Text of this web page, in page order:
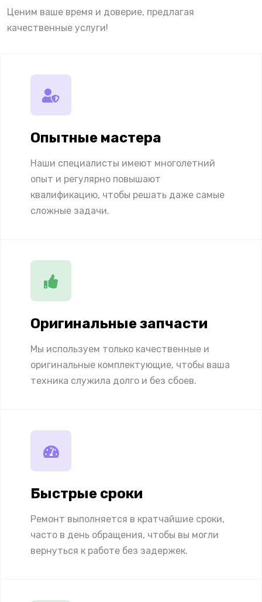
Ценим ваше время и доверие, предлагая
качественные услуги!
Опытные мастера
Наши специалисты имеют многолетний
опыт и регулярно повышают
квалификацию, чтобы решать даже самые
сложные задачи.
Оригинальные запчасти
Мы используем только качественные и
оригинальные комплектующие, чтобы ваша
техника служила долго и без сбоев.
Быстрые сроки
Ремонт выполняется в кратчайшие сроки,
часто в день обращения, чтобы вы могли
вернуться к работе без задержек.